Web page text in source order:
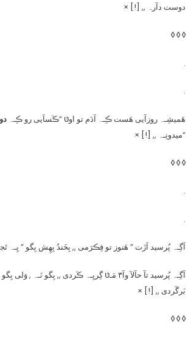
دوست دآرہ ,, [!] ×
◊ ◊ ◊
.
.
هَمیشِـہ روزآیی هَست ڪِـہ آدَم تو اوטּ “ڪَسآیی رو ڪِـہ
“میدونِـہ ,, [!] ×
◊ ◊ ◊
.
.
اَگِـہ پُرسید اَزَت ” هَنوز تو فِڪرَمی ,, بِخَندُ بِهِش بِگو ” یِـہ
اَگِـہ پُرسید تآ حآلآ وآ۳ مَـטּ گِریِـہ ڪَردی ,, بِگو نَـہ
بَرگَردی ,, [!] ×
◊ ◊ ◊